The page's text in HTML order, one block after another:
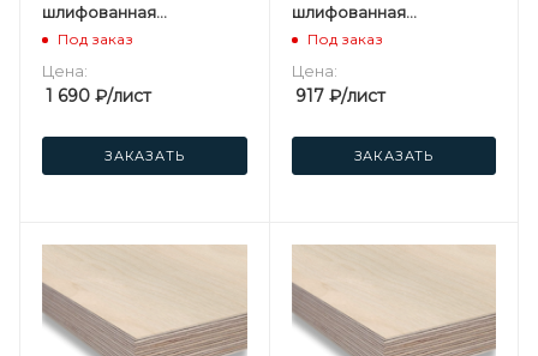
шлифованная
березовая
Под заказ
Цена:
1 690 ₽/лист
ЗАКАЗАТЬ
шлифованная
березовая
Под заказ
Цена:
917₽/лист
ЗАКАЗАТЬ